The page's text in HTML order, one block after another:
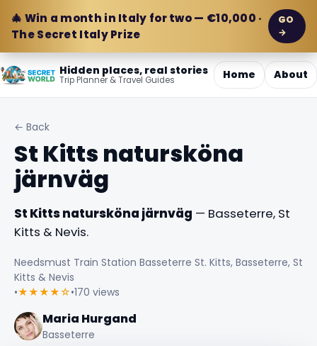
🎄 Win a month in Italy for two — €10,000 ·
The Secret Italy Prize
GO
→
Hidden places, real stories
Trip Planner & Travel Guides Home About
← Back
St Kitts natursköna
järnväg
St Kitts natursköna järnväg — Basseterre, St
Kitts & Nevis.
Needsmust Train Station Basseterre St. Kitts, Basseterre, St
Kitts & Nevis
•★★★★☆•170 views
Maria Hurgand
Basseterre